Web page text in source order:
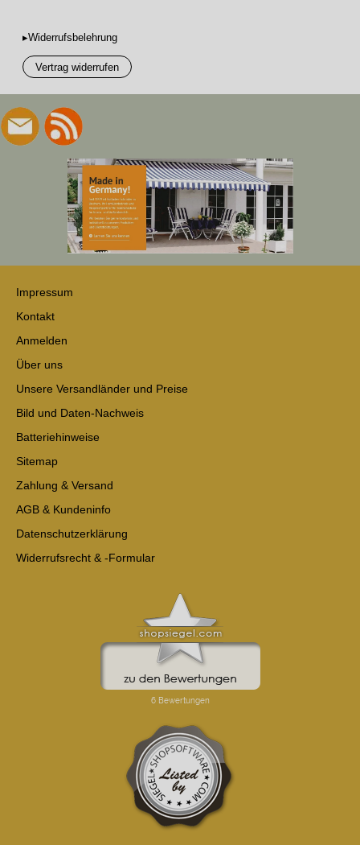
▸Widerrufsbelehrung
Vertrag widerrufen
Impressum
Kontakt
Anmelden
Über uns
Unsere Versandländer und Preise
Bild und Daten-Nachweis
Batteriehinweise
Sitemap
Zahlung & Versand
AGB & Kundeninfo
Datenschutzerklärung
Widerrufsrecht & -Formular